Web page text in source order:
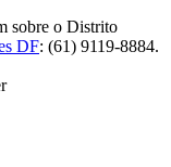
sobre o Distrito
DF: (61) 9119-8884.